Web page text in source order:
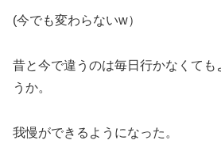
(今でも変わらないw）
昔と今で違うのは毎日行かなくても
うか。
我慢ができるようになった。